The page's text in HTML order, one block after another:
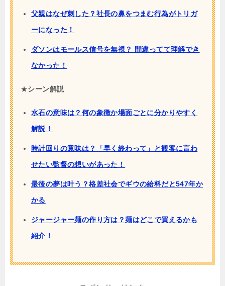
父親はなぜ刺した？社長の鼻をつまむ行為がトリガ
ーになった！
ダソンはモールス信号を無視？ 間違ってて理解でき
なかった！
★シーン解説
水石の意味は？何の象徴か場面ごとに分かりやすく
解説！
時計回りの意味は？「早く終わって」と観客に言わ
せたい監督の想いがあった！
最後の夢は叶う？格差社会でギウの給料だと547年か
かる
ジャージャー麺の作り方は？麺はどこで買えるかも
紹介！